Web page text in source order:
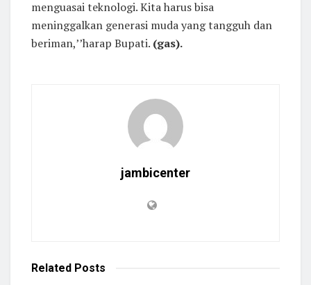
menguasai teknologi. Kita harus bisa
meninggalkan generasi muda yang tangguh dan
beriman,’’harap Bupati. (gas).
jambicenter
Related Posts